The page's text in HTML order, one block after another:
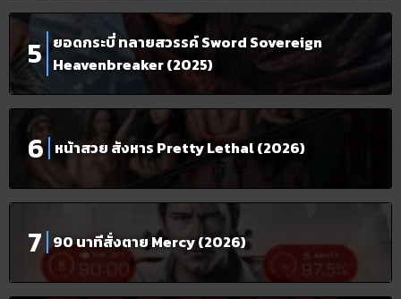
ยอดกระบี่ ทลายสวรรค์ Sword Sovereign
Heavenbreaker (2025)
หน้าสวย สังหาร Pretty Lethal (2026)
90 นาทีสั่งตาย Mercy (2026)